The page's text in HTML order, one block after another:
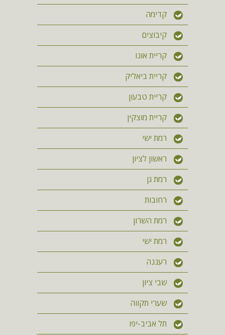
קדימה
קיבוצים
קריית אונו
קריית ביאליק
קריית טבעון
קריית מוצקין
רמת ישי
ראשון לציון
רמת גן
רחובות
רמת השרון
רמת ישי
רעננה
שבי ציון
שערי תקווה
תל אביב-יפו